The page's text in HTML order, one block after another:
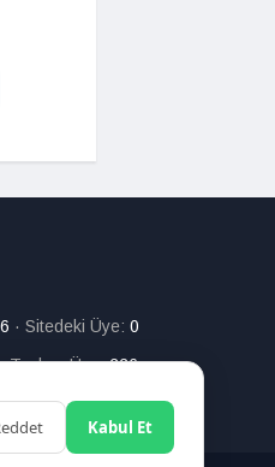
· Sitedeki Üye: 0
Toplam Üye:226
Kabul Et